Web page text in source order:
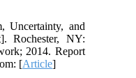
Uncertainty, and
Rochester, NY:
2014. Report
[Article